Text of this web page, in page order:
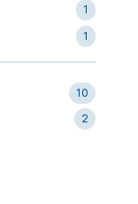
1
1
10
2